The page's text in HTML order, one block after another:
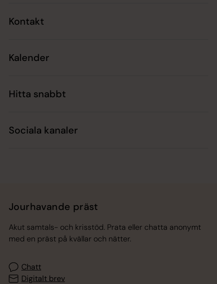
Kontakt
Kalender
Hitta snabbt
Sociala kanaler
Jourhavande präst
Akut samtals- och krisstöd. Prata eller chatta anonymt
med en präst på kvällar och nätter.
Chatt
Digitalt brev